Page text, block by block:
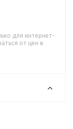
для интернет-
от цен в